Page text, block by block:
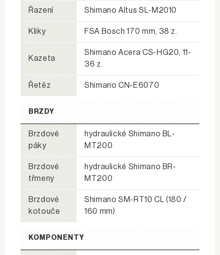
Řazení Shimano Altus SL-M2010
Kliky FSA Bosch 170 mm, 38 z.
Kazeta
Shimano Acera CS-HG20, 11-
36 z.
Řetěz Shimano CN-E6070
BRZDY
Brzdové
páky
hydraulické Shimano BL-
MT200
Brzdové
třmeny
hydraulické Shimano BR-
MT200
Brzdové
kotouče
Shimano SM-RT10 CL (180 /
160 mm)
KOMPONENTY